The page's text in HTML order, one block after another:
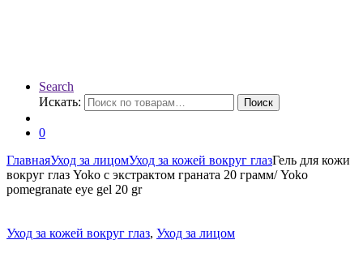
Search
Искать:
Поиск
0
ГлавнаяУход за лицомУход за кожей вокруг глазГель для кожи
вокруг глаз Yoko с экстрактом граната 20 грамм/ Yoko
pomegranate eye gel 20 gr
Уход за кожей вокруг глаз, Уход за лицом